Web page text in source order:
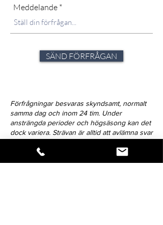
Meddelande
SÄND FÖRFRÅGAN
Förfrågningar besvaras skyndsamt, normalt
samma dag och inom 24 tim. Under
ansträngda perioder och högsäsong kan det
dock variera. Strävan är alltid att avlämna svar